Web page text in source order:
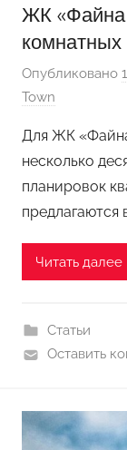
ЖК «Файна
комнатных
Опубликовано
Town
Для ЖК
несколько
планировок
предлагаются
Читать далее
Статьи
Оставить